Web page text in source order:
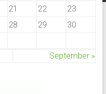
21 22
23
28 29
30
September »